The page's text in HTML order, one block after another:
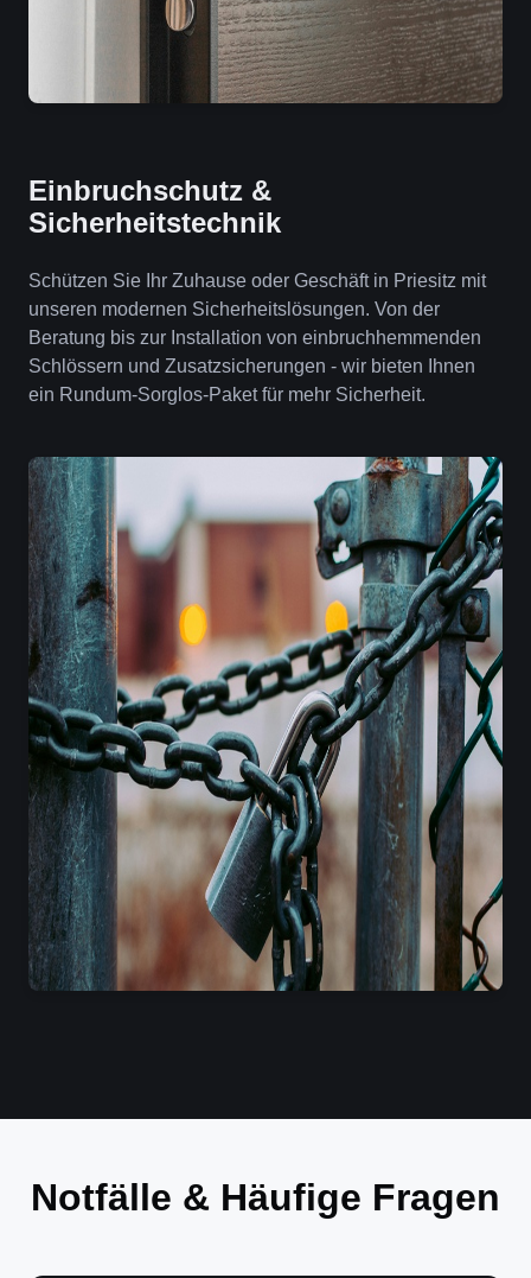
Einbruchschutz &
Sicherheitstechnik
Schützen Sie Ihr Zuhause oder Geschäft in Priesitz mit
unseren modernen Sicherheitslösungen. Von der
Beratung bis zur Installation von einbruchhemmenden
Schlössern und Zusatzsicherungen - wir bieten Ihnen
ein Rundum-Sorglos-Paket für mehr Sicherheit.
Notfälle & Häufige Fragen